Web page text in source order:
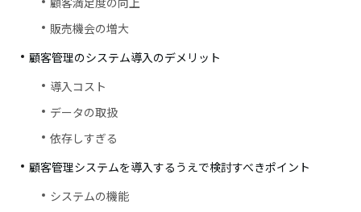
販売機会の増大
顧客管理のシステム導入のデメリット
導入コスト
データの取扱
依存しすぎる
顧客管理システムを導入するうえで検討すべきポイント
システムの機能